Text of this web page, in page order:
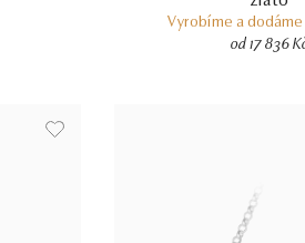
Vyrobíme a dodáme
od 17 836